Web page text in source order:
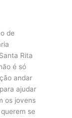
de
Rita
é só
andar
ajudar
os jovens
se